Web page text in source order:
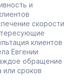
и
скорости
клиентов
Евгении
обращение
или сроков